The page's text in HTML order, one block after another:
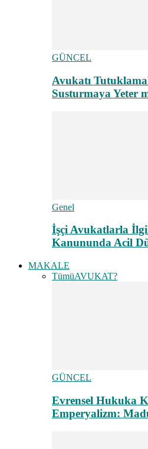
GÜNCEL
Avukatı
Susturmaya Yeter
Genel
İşçi Avukatlarla
Kanununda Acil
MAKALE
TümüAVUKAT?
GÜNCEL
Evrensel Hukuka
Emperyalizm: